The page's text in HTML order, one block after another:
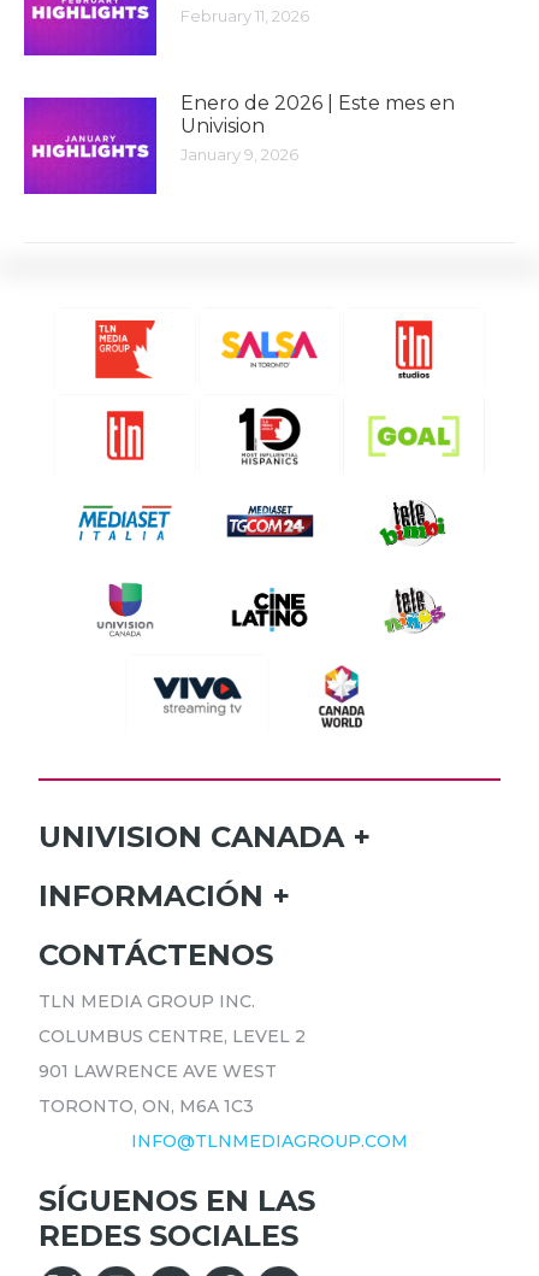
February 11, 2026
Enero de 2026 | Este mes en
Univision
January 9, 2026
UNIVISION CANADA
INICIO
PROGRAMAS
INFORMACIÓN
SUSCRÍBETE
CARRERAS
POLÍTICA DE PRIVACIDAD
ACCESIBILIDAD
CONTÁCTENOS
TLN MEDIA GROUP INC.
COLUMBUS CENTRE, LEVEL 2
901 LAWRENCE AVE WEST
TORONTO, ON, M6A 1C3
INFO@TLNMEDIAGROUP.COM
SÍGUENOS EN LAS
REDES SOCIALES